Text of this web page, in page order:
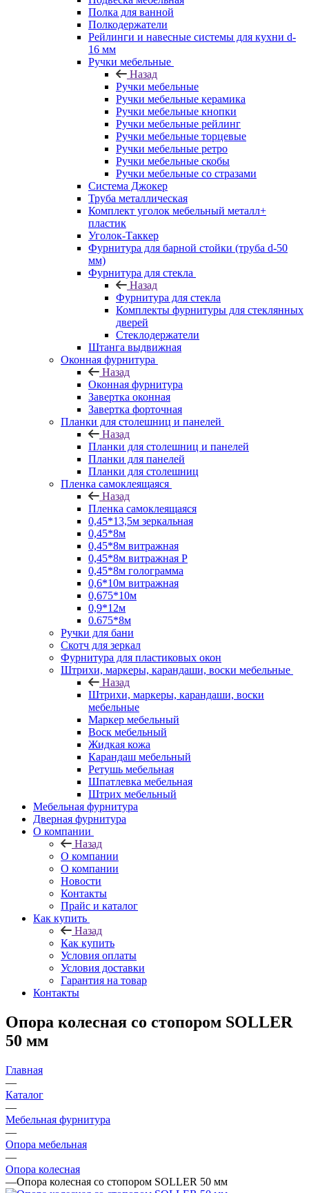
Полка для ванной
Полкодержатели
Рейлинги и навесные системы для кухни d-
16 мм
Ручки мебельные
Назад
Ручки мебельные
Ручки мебельные керамика
Ручки мебельные кнопки
Ручки мебельные рейлинг
Ручки мебельные торцевые
Ручки мебельные ретро
Ручки мебельные скобы
Ручки мебельные со стразами
Система Джокер
Труба металлическая
Комплект уголок мебельный металл+
пластик
Уголок-Таккер
Фурнитура для барной стойки (труба d-50
мм)
Фурнитура для стекла
Назад
Фурнитура для стекла
Комплекты фурнитуры для стеклянных
дверей
Стеклодержатели
Штанга выдвижная
Оконная фурнитура
Назад
Оконная фурнитура
Завертка оконная
Завертка форточная
Планки для столешниц и панелей
Назад
Планки для столешниц и панелей
Планки для панелей
Планки для столешниц
Пленка самоклеящаяся
Назад
Пленка самоклеящаяся
0,45*13,5м зеркальная
0,45*8м
0,45*8м витражная
0,45*8м витражная Р
0,45*8м голограмма
0,6*10м витражная
0,675*10м
0,9*12м
0.675*8м
Ручки для бани
Скотч для зеркал
Фурнитура для пластиковых окон
Штрихи, маркеры, карандаши, воски мебельные
Назад
Штрихи, маркеры, карандаши, воски
мебельные
Маркер мебельный
Воск мебельный
Жидкая кожа
Карандаш мебельный
Ретушь мебельная
Шпатлевка мебельная
Штрих мебельный
Мебельная фурнитура
Дверная фурнитура
О компании
Назад
О компании
О компании
Новости
Контакты
Прайс и каталог
Как купить
Назад
Как купить
Условия оплаты
Условия доставки
Гарантия на товар
Контакты
Опора колесная со стопором SOLLER
50 мм
Главная
—
Каталог
—
Мебельная фурнитура
—
Опора мебельная
—
Опора колесная
—Опора колесная со стопором SOLLER 50 мм